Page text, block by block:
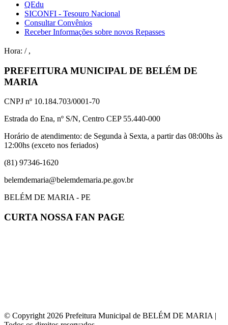
QEdu
SICONFI - Tesouro Nacional
Consultar Convênios
Receber Informações sobre novos Repasses
Hora: / ,
PREFEITURA MUNICIPAL DE BELÉM DE
MARIA
CNPJ nº 10.184.703/0001-70
Estrada do Ena, nº S/N, Centro CEP 55.440-000
Horário de atendimento: de Segunda à Sexta, a partir das 08:00hs às
12:00hs (exceto nos feriados)
(81) 97346-1620
belemdemaria@belemdemaria.pe.gov.br
BELÉM DE MARIA - PE
CURTA NOSSA FAN PAGE
© Copyright 2026 Prefeitura Municipal de BELÉM DE MARIA |